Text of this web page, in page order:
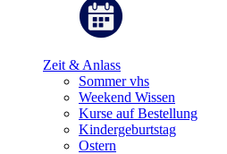
Zeit & Anlass
Sommer vhs
Weekend Wissen
Kurse auf Bestellung
Kindergeburtstag
Ostern